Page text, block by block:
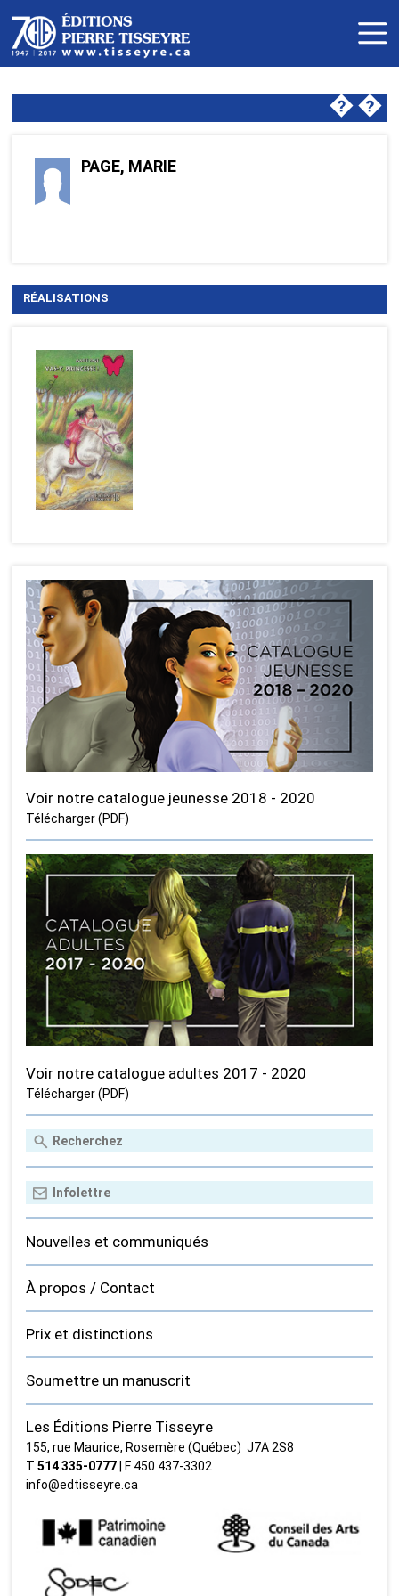
��
PAGE, MARIE
RÉALISATIONS
Voir notre catalogue jeunesse 2018 - 2020
Télécharger (PDF)
Voir notre catalogue adultes 2017 - 2020
Télécharger (PDF)
Nouvelles et communiqués
À propos / Contact
Prix et distinctions
Soumettre un manuscrit
Les Éditions Pierre Tisseyre
155, rue Maurice, Rosemère (Québec) J7A 2S8
T514 335‑0777| F 450 437‑3302
info@edtisseyre.ca